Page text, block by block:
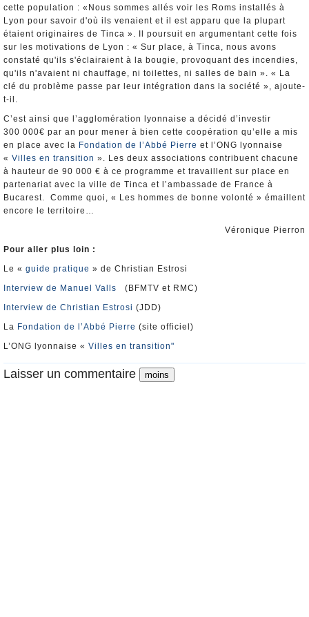
cette population : «Nous sommes allés voir les Roms installés à
Lyon pour savoir d'où ils venaient et il est apparu que la plupart
étaient originaires de Tinca ». Il poursuit en argumentant cette fois
sur les motivations de Lyon : « Sur place, à Tinca, nous avons
constaté qu'ils s'éclairaient à la bougie, provoquant des incendies,
qu'ils n'avaient ni chauffage, ni toilettes, ni salles de bain ». « La
clé du problème passe par leur intégration dans la société », ajoute-
t-il.
C’est ainsi que l’agglomération lyonnaise a décidé d’investir
300 000€ par an pour mener à bien cette coopération qu’elle a mis
en place avec la Fondation de l’Abbé Pierre et l’ONG lyonnaise
« Villes en transition ». Les deux associations contribuent chacune
à hauteur de 90 000 € à ce programme et travaillent sur place en
partenariat avec la ville de Tinca et l’ambassade de France à
Bucarest. Comme quoi, « Les hommes de bonne volonté » émaillent
encore le territoire…
Véronique Pierron
Pour aller plus loin :
Le « guide pratique » de Christian Estrosi
Interview de Manuel Valls (BFMTV et RMC)
Interview de Christian Estrosi (JDD)
La Fondation de l’Abbé Pierre (site officiel)
L’ONG lyonnaise « Villes en transition"
Laisser un commentaire